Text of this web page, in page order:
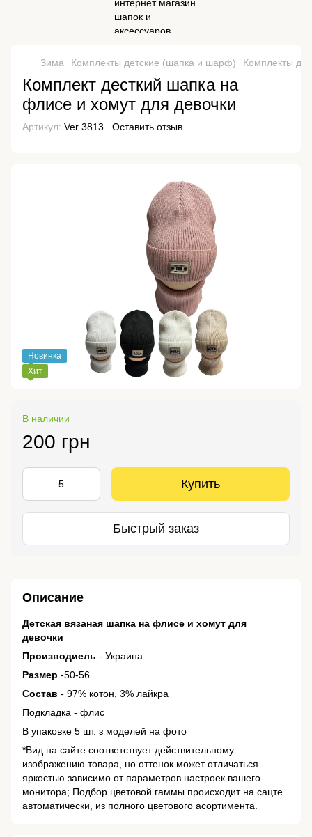
Зима Комплекты детские (шапка и шарф) Комплекты
Комплект десткий шапка на
флисе и хомут для девочки
Артикул: Ver 3813 Оставить отзыв
Новинка
Хит
В наличии
200 грн
Купить
Быстрый заказ
Описание
Детская вязаная шапка на флисе и хомут для
девочки
Производиель - Украина
Размер -50-56
Состав - 97% котон, 3% лайкра
Подкладка - флис
В упаковке 5 шт. з моделей на фото
*Вид на сайте соответствует действительному
изображению товара, но оттенок может отличаться
яркостью зависимо от параметров настроек вашего
монитора; Подбор цветовой гаммы происходит на сацте
автоматически, из полного цветового асортимента.